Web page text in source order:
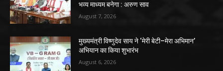
भव्य माध्यम बनेगा : अरुण साव
August 7, 2026
मुख्यमंत्री विष्णुदेव साय ने ‘मेरी बेटी–मेरा अभिमान’
अभियान का किया शुभारंभ
August 6, 2026